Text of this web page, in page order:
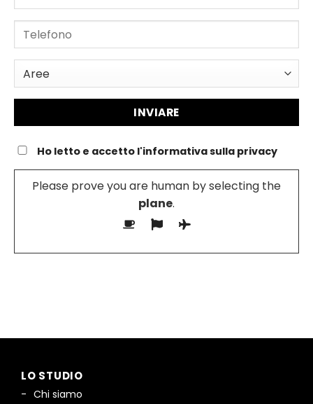
Ho letto e accetto l'informativa sulla privacy
Please prove you are human by selecting the
plane.
LO STUDIO
Chi siamo